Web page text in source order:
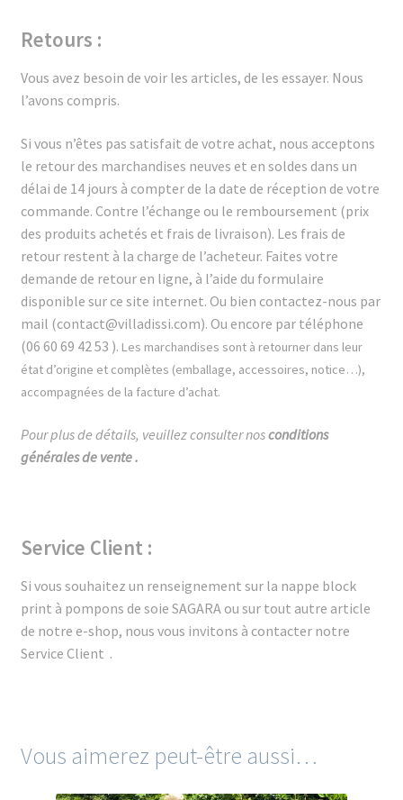
Retours :
Vous avez besoin de voir les articles, de les essayer. Nous
l’avons compris.
Si vous n’êtes pas satisfait de votre achat, nous acceptons
le retour des marchandises neuves et en soldes dans un
délai de 14 jours à compter de la date de réception de votre
commande. Contre l’échange ou le remboursement (prix
des produits achetés et frais de livraison). Les frais de
retour restent à la charge de l’acheteur. Faites votre
demande de retour en ligne, à l’aide du formulaire
disponible sur ce site internet. Ou bien contactez-nous par
mail (contact@villadissi.com). Ou encore par téléphone
(06 60 69 42 53 ). Les marchandises sont à retourner dans leur
état d’origine et complètes (emballage, accessoires, notice…),
accompagnées de la facture d’achat.
Pour plus de détails, veuillez consulter nosconditions
générales de vente.
Service Client :
Si vous souhaitez un renseignement sur la nappe block
print à pompons de soie SAGARA ou sur tout autre article
de notre e-shop, nous vous invitons à contacter notre
Service Client .
Vous aimerez peut-être aussi…